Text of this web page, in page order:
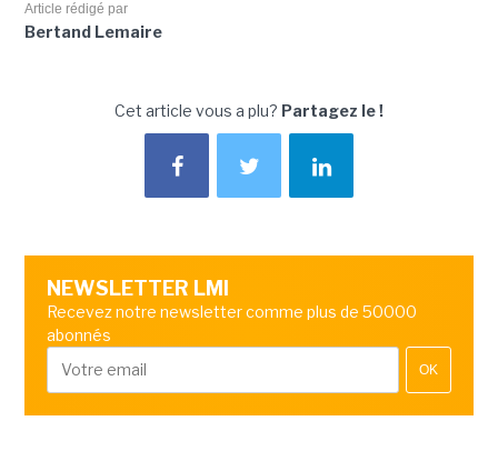
Article rédigé par
Bertand Lemaire
Cet article vous a plu? Partagez le !
NEWSLETTER LMI
Recevez notre newsletter comme plus de 50000
abonnés
OK